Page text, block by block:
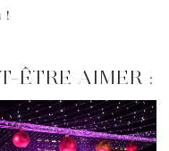
!
ÊTRE AIMER :